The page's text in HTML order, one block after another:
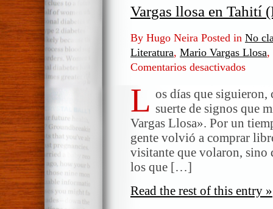
Vargas llosa en Tahití
By Hugo Neira Posted in No
Literatura, Mario Vargas Llosa,
Comentarios desactivados
llosa
Tahití
(II)
L os días que siguieron,
suerte de signos que
Vargas Llosa». Por un
gente volvió a comprar
visitante que volaron, sino
los que […]
Read the rest of this entry »